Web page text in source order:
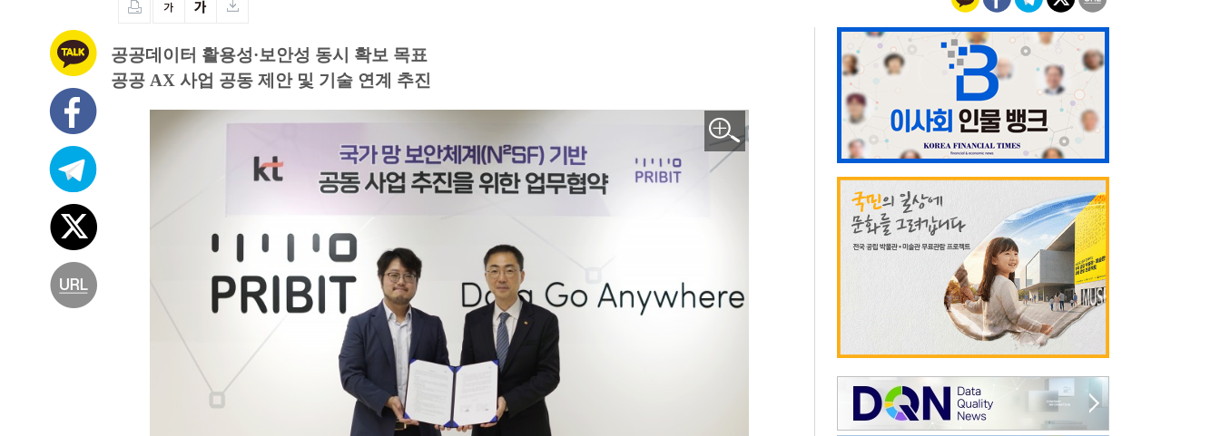
공공데이터 활용성·보안성 동시 확보 목표
공공 AX 사업 공동 제안 및 기술 연계 추진